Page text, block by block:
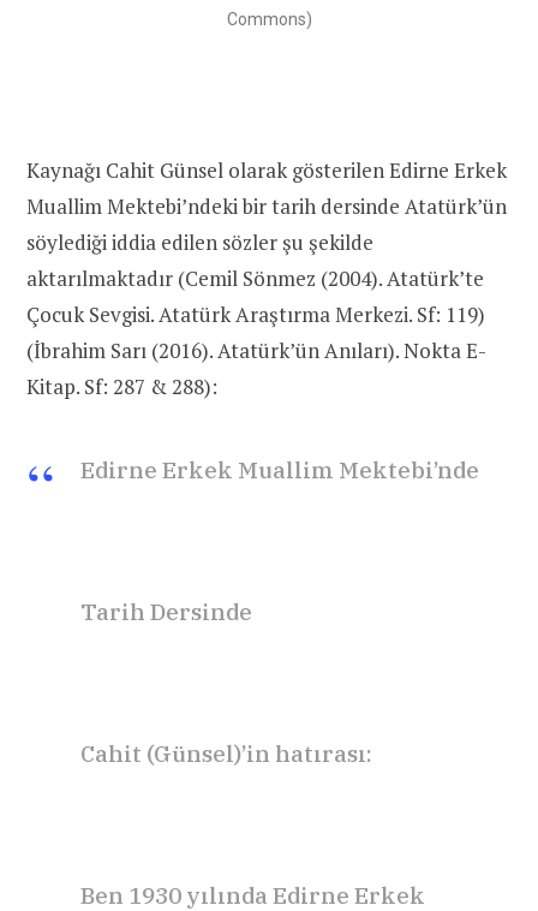
Commons)
Kaynağı Cahit Günsel olarak gösterilen Edirne Erkek
Muallim Mektebi’ndeki bir tarih dersinde Atatürk’ün
söylediği iddia edilen sözler şu şekilde
aktarılmaktadır (Cemil Sönmez (2004). Atatürk’te
Çocuk Sevgisi. Atatürk Araştırma Merkezi. Sf: 119)
(İbrahim Sarı (2016). Atatürk’ün Anıları). Nokta E-
Kitap. Sf: 287 & 288):
Edirne Erkek Muallim Mektebi’nde
Tarih Dersinde
Cahit (Günsel)’in hatırası:
Ben 1930 yılında Edirne Erkek